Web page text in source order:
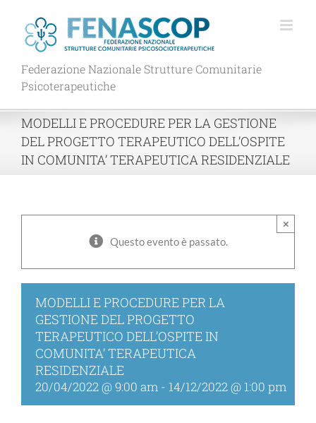
contenuto
Federazione Nazionale Strutture Comunitarie
Psicoterapeutiche
MODELLI E PROCEDURE PER LA GESTIONE
DEL PROGETTO TERAPEUTICO DELL’OSPITE
IN COMUNITA’ TERAPEUTICA RESIDENZIALE
Questo evento è passato.
×
MODELLI E PROCEDURE PER LA
GESTIONE DEL PROGETTO
TERAPEUTICO DELL’OSPITE IN
COMUNITA’ TERAPEUTICA
RESIDENZIALE
20/04/2022 @ 9:00 am - 14/12/2022 @ 1:00 pm